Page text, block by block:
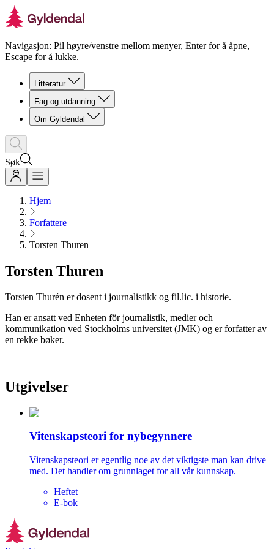
Navigasjon: Pil høyre/venstre mellom menyer, Enter for å åpne,
Escape for å lukke.
Litteratur
Fag og utdanning
Om Gyldendal
Søk
Hjem
Forfattere
Torsten Thuren
Torsten Thuren
Torsten Thurén er dosent i journalistikk og fil.lic. i historie.
Han er ansatt ved Enheten för journalistik, medier och
kommunikation ved Stockholms universitet (JMK) og er forfatter av
en rekke bøker.
Utgivelser
Vitenskapsteori for nybegynnere
Vitenskapsteori er egentlig noe av det viktigste man kan drive
med. Det handler om grunnlaget for all vår kunnskap.
Heftet
E-bok